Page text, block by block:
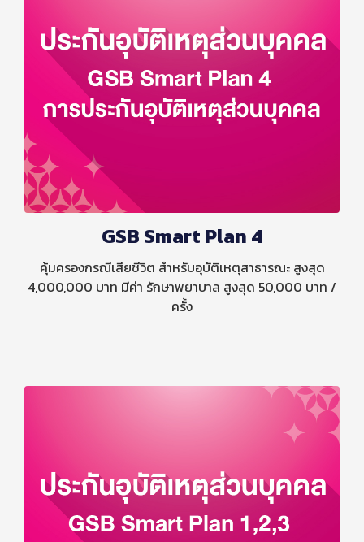
GSB Smart Plan 4
คุ้มครองกรณีเสียชีวิต สำหรับอุบัติเหตุสาธารณะ สูงสุด
4,000,000 บาท มีค่า รักษาพยาบาล สูงสุด 50,000 บาท /
ครั้ง